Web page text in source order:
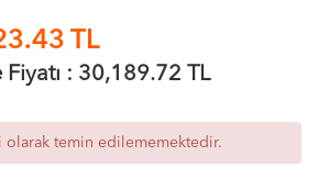
TL
: 30,189.72 TL
olarak temin edilememektedir.